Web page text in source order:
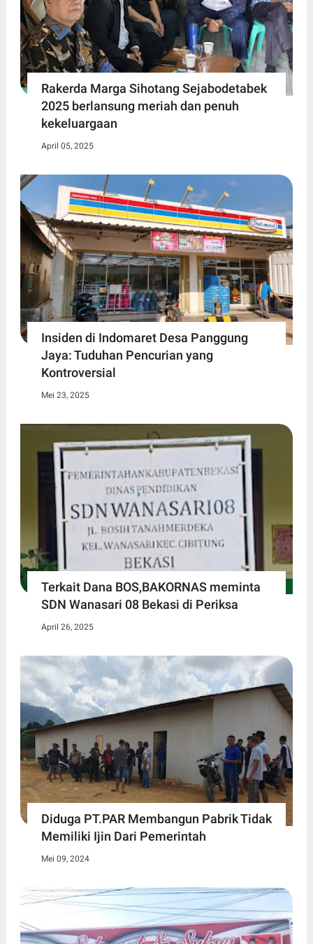
Rakerda Marga Sihotang Sejabodetabek
2025 berlansung meriah dan penuh
kekeluargaan
April 05, 2025
Insiden di Indomaret Desa Panggung
Jaya: Tuduhan Pencurian yang
Kontroversial
Mei 23, 2025
Terkait Dana BOS,BAKORNAS meminta
SDN Wanasari 08 Bekasi di Periksa
April 26, 2025
Diduga PT.PAR Membangun Pabrik Tidak
Memiliki Ijin Dari Pemerintah
Mei 09, 2024